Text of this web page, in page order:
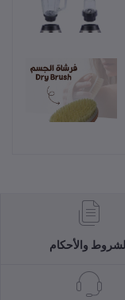
الشروط والأحكام